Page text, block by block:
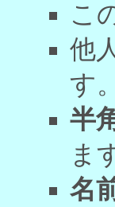
こ
他
す。
半
ま
名